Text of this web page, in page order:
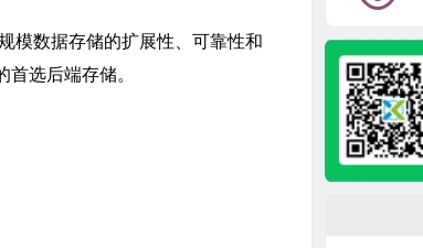
模数据存储的扩展性、可靠性和
首选后端存储。